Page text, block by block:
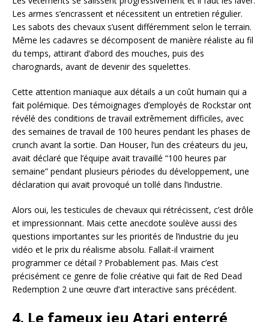
Les armes s’encrassent et nécessitent un entretien régulier.
Les sabots des chevaux s’usent différemment selon le terrain.
Même les cadavres se décomposent de manière réaliste au fil
du temps, attirant d’abord des mouches, puis des
charognards, avant de devenir des squelettes.
Cette attention maniaque aux détails a un coût humain qui a
fait polémique. Des témoignages d’employés de Rockstar ont
révélé des conditions de travail extrêmement difficiles, avec
des semaines de travail de 100 heures pendant les phases de
crunch avant la sortie. Dan Houser, l’un des créateurs du jeu,
avait déclaré que l’équipe avait travaillé “100 heures par
semaine” pendant plusieurs périodes du développement, une
déclaration qui avait provoqué un tollé dans l’industrie.
Alors oui, les testicules de chevaux qui rétrécissent, c’est drôle
et impressionnant. Mais cette anecdote soulève aussi des
questions importantes sur les priorités de l’industrie du jeu
vidéo et le prix du réalisme absolu. Fallait-il vraiment
programmer ce détail ? Probablement pas. Mais c’est
précisément ce genre de folie créative qui fait de Red Dead
Redemption 2 une œuvre d’art interactive sans précédent.
4. Le fameux jeu Atari enterré